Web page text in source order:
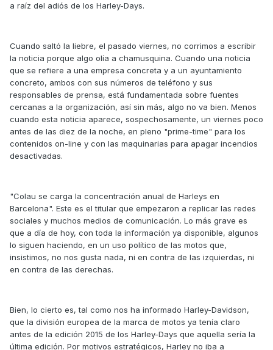
a raíz del adiós de los Harley-Days.
Cuando saltó la liebre, el pasado viernes, no corrimos a escribir
la noticia porque algo olía a chamusquina. Cuando una noticia
que se refiere a una empresa concreta y a un ayuntamiento
concreto, ambos con sus números de teléfono y sus
responsables de prensa, está fundamentada sobre fuentes
cercanas a la organización, así sin más, algo no va bien. Menos
cuando esta noticia aparece, sospechosamente, un viernes poco
antes de las diez de la noche, en pleno "prime-time" para los
contenidos on-line y con las maquinarias para apagar incendios
desactivadas.
"Colau se carga la concentración anual de Harleys en
Barcelona". Este es el titular que empezaron a replicar las redes
sociales y muchos medios de comunicación. Lo más grave es
que a día de hoy, con toda la información ya disponible, algunos
lo siguen haciendo, en un uso político de las motos que,
insistimos, no nos gusta nada, ni en contra de las izquierdas, ni
en contra de las derechas.
Bien, lo cierto es, tal como nos ha informado Harley-Davidson,
que la división europea de la marca de motos ya tenía claro
antes de la edición 2015 de los Harley-Days que aquella sería la
última edición. Por motivos estratégicos, Harley no iba a